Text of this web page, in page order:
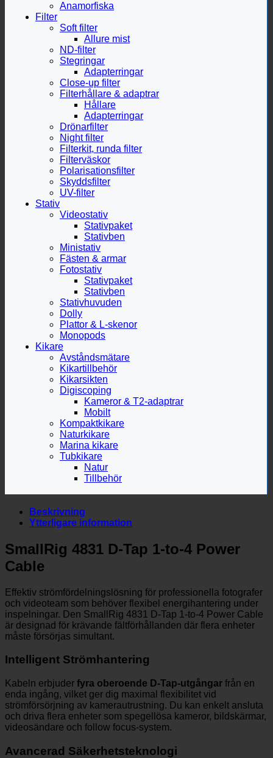
Anamorfiska
Filter
Soft filter
Allure mist
ND-filter
Stegringar
Adapterringar
Close-up filter
Filterhållare & adaptrar
Hållare
Adapterringar
Drönarfilter
Night filter
Filterkit, runda filter
Filterväskor
Polarisationsfilter
Skyddsfilter
UV-filter
Stativ
Videostativ
Stativpaket
Stativben
Ministativ
Fästen & armar
Fotostativ
Stativpaket
Stativben
Stativhuvuden
Dolly
Plattor & L-skenor
Monopods
Kikare
Avståndsmätare
Kikartillbehör
Kikarsikten
Digiscoping
Kameror & T2-adaptrar
Mobilt
Kompaktkikare
Naturkikare
Marina kikare
Tubkikare
Natur
Tillbehör
Beskrivning
Ytterligare information
SmallRig 4831 D-Tap 1-to-4 Power
Cable
Effektiv strömfördelningslösning för professionella fotografer
och videoteam som behöver flexibel energihantering under
inspelningar. Den SmallRig 4831 D-Tap 1-to-4 Power Cable
är designad för krävande fältförhållanden där flera enheter
måste försörjas simultant.
Intelligent Strömhantering
Kabeln erbjuder fyra oberoende D-Tap-utgångar från en
enda ingång, vilket ger dig maximal flexibilitet vid
strömförsörjning av kamerautrustning. Du kan enkelt ansluta
och driva flera enheter som spegellösa kameror, bildskärmar,
videosändare och follow focus-system.
Avancerad Säkerhetsteknologi